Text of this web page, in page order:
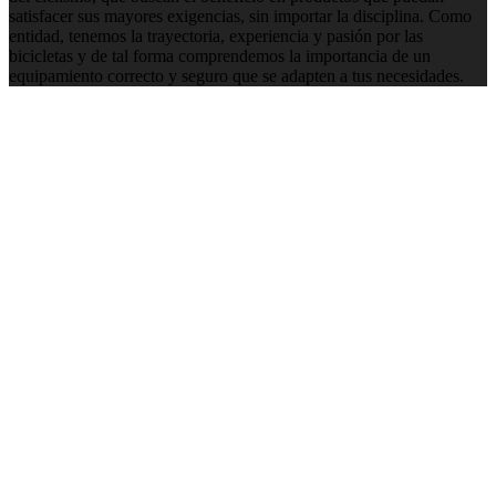
satisfacer sus mayores exigencias, sin importar la disciplina. Como
entidad, tenemos la trayectoria, experiencia y pasión por las
bicicletas y de tal forma comprendemos la importancia de un
equipamiento correcto y seguro que se adapten a tus necesidades.